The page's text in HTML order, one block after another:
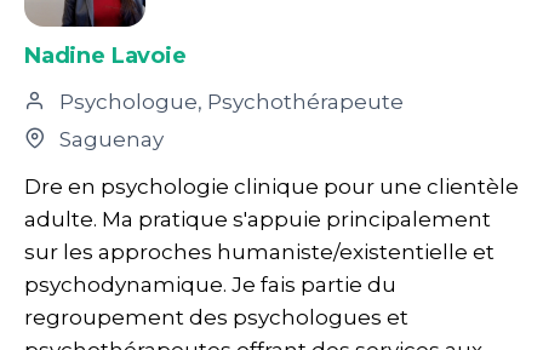
Nadine Lavoie
Psychologue, Psychothérapeute
Saguenay
Dre en psychologie clinique pour une clientèle
adulte. Ma pratique s'appuie principalement
sur les approches humaniste/existentielle et
psychodynamique. Je fais partie du
regroupement des psychologues et